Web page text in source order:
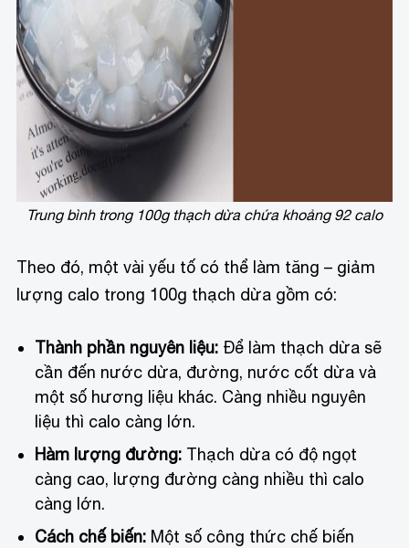
Trung bình trong 100g thạch dừa chứa khoảng 92 calo
Theo đó, một vài yếu tố có thể làm tăng – giảm
lượng calo trong 100g thạch dừa gồm có:
Thành phần nguyên liệu: Để làm thạch dừa sẽ
cần đến nước dừa, đường, nước cốt dừa và
một số hương liệu khác. Càng nhiều nguyên
liệu thì calo càng lớn.
Hàm lượng đường: Thạch dừa có độ ngọt
càng cao, lượng đường càng nhiều thì calo
càng lớn.
Cách chế biến: Một số công thức chế biến